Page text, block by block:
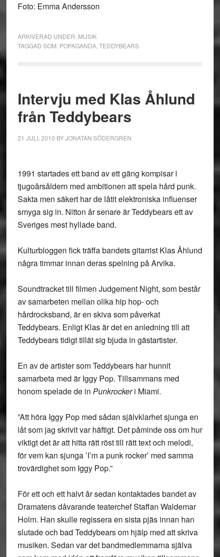
Foto: Emma Andersson
ARKIVERAD UNDER: MUSIK
TAGGAD SOM: POPAGANDA, TEDDYBEARS
Intervju med Klas Åhlund
från Teddybears
21 JULI, 2010 BYJONATAN SÖDERGREN
1991 startades ett band av ett gäng kompisar i
tjugoårsåldern med ambitionen att spela hård punk.
Sakta men säkert har de låtit elektroniska influenser
smyga sig in. Nitton år senare är Teddybears ett av
Sveriges mest hyllade band.
Kulturbloggen fick träffa bandets gitarrist Klas Åhlund
några timmar innan deras spelning på Arvika.
Soundtracket till filmen Judgement Night, som består
av samarbeten mellan olika hip hop- och
hårdrocksband, är en skiva som påverkat
Teddybears. Enligt Klas är det en anledning till att
Teddybears tidigt tillät sig bjuda in gästartister.
En av de artister som Teddybears har hunnit
samarbeta med är Iggy Pop. Tillsammans med
honom spelade de in Punkrockeri Miami.
”Att höra Iggy Pop med sådan självklarhet sjunga en
låt som jag skrivit var häftigt. Det påminde oss om hur
viktigt det är att hitta rätt röst till rätt text och melodi,
för vem kan sjunga ’I’m a punk rocker’ med samma
trovärdighet som Iggy Pop.”
För ett och ett halvt år sedan kontaktades bandet av
Dramatens dåvarande teaterchef Staffan Waldemar
Holm. Han skulle regissera en sista pjäs innan han
slutade och bad Teddybears om hjälp med att skriva
musiken. Sedan var det bandmedlemmarna själva